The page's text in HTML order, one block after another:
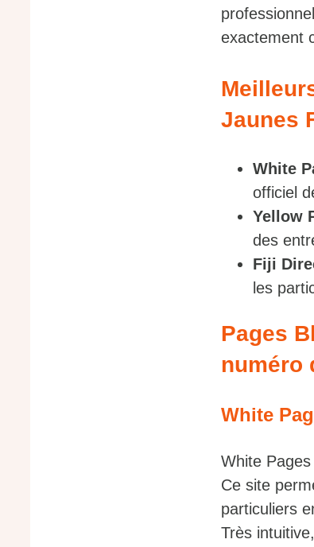
exactement
Jaunes
White
officiel
Yellow
des
Fiji
les
Pages
numéro
White
White
Ce site
particuliers
Très